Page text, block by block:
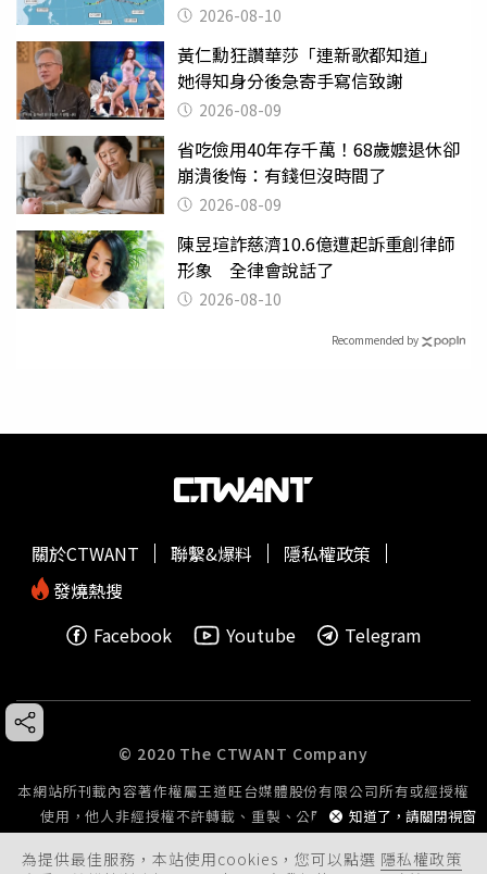
2026-08-10
黃仁勳狂讚華莎「連新歌都知道」
她得知身分後急寄手寫信致謝
2026-08-09
省吃儉用40年存千萬！68歲嬤退休卻
崩潰後悔：有錢但沒時間了
2026-08-09
陳昱瑄詐慈濟10.6億遭起訴重創律師
形象 全律會說話了
2026-08-10
Recommended by
為提供最佳服務，本站使用cookies，您可以點選 隱私權政策
知道了，請關閉視窗
關於CTWANT 聯繫&爆料
隱私權政策
發燒熱搜
Facebook
Youtube Telegram
© 2020 The CTWANT Company
本網站所刊載內容著作權屬王道旺台媒體股份有限公司所有或經授權
使用，他人非經授權不許轉載、重製、公開播送或公開傳輸。